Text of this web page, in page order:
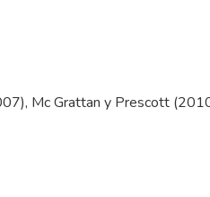
Mc Grattan y Prescott